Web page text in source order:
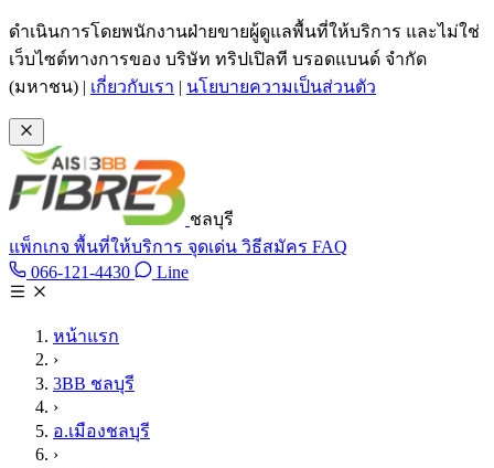
ข้ามไปเนื้อหาหลัก
ดำเนินการโดยพนักงานฝ่ายขายผู้ดูแลพื้นที่ให้บริการ และไม่ใช่
เว็บไซต์ทางการของ บริษัท ทริปเปิลที บรอดแบนด์ จำกัด
(มหาชน) | เกี่ยวกับเรา | นโยบายความเป็นส่วนตัว
ชลบุรี
แพ็กเกจ พื้นที่ให้บริการ จุดเด่น วิธีสมัคร FAQ
066-121-4430 โทร 066-121-4430
LineLine @tan3bb
หน้าแรก
›
3BB ชลบุรี
›
อ.เมืองชลบุรี
›